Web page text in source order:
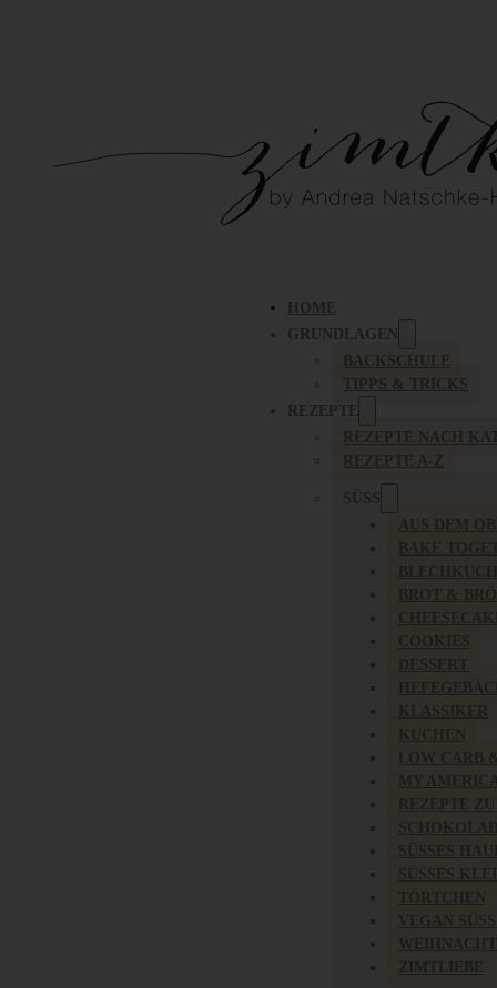
HOME
GRUNDLAGEN
BACKSCHULE
TIPPS & TRICKS
REZEPTE
REZEPTE NACH
REZEPTE A-Z
SÜSS